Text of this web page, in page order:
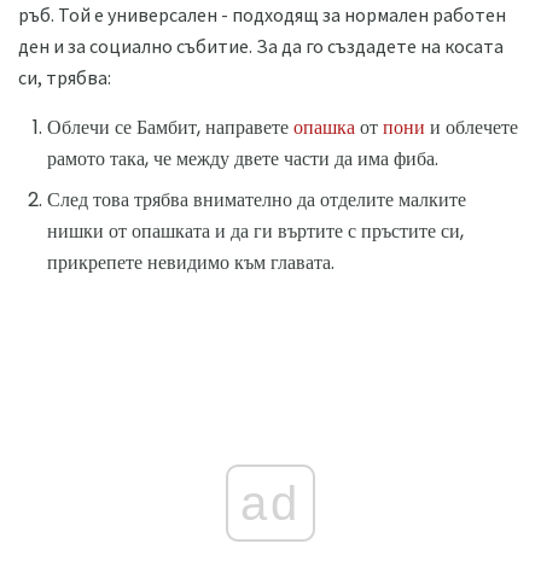
ръб. Той е универсален - подходящ за нормален работен
ден и за социално събитие. За да го създадете на косата
си, трябва:
Облечи се Бамбит, направетеопашкаотпони и облечете
рамото така, че между двете части да има фиба.
След това трябва внимателно да отделите малките
нишки от опашката и да ги въртите с пръстите си,
прикрепете невидимо към главата.
ad